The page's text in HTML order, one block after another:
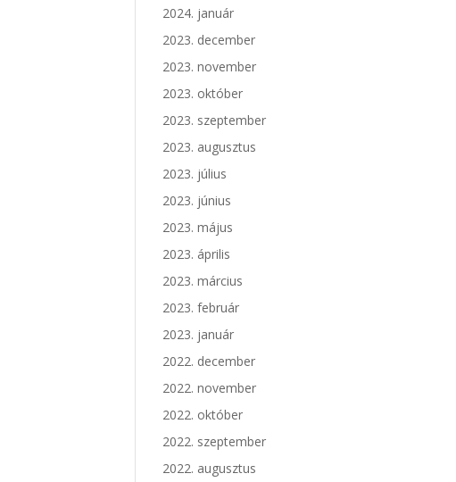
2024. január
2023. december
2023. november
2023. október
2023. szeptember
2023. augusztus
2023. július
2023. június
2023. május
2023. április
2023. március
2023. február
2023. január
2022. december
2022. november
2022. október
2022. szeptember
2022. augusztus